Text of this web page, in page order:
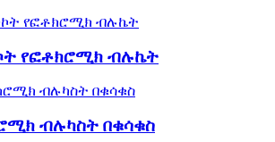
የፎቶክሮሚክ ብሉኬት
ብሉካስት በቁሳቁስ